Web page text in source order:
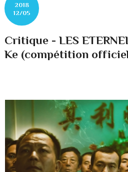
2018
12/05
Critique - LES
Ke (compétition